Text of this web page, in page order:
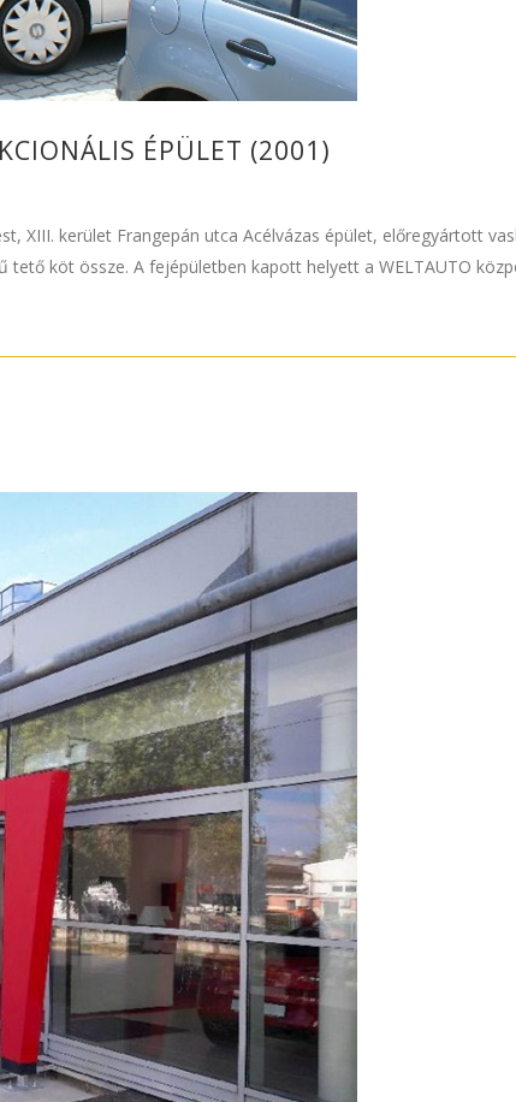
ÉPÜLET (2001)
XIII. kerület Frangepán utca Acélvázas épület, előregyártott
köt össze. A fejépületben kapott helyett a WELTAUTO